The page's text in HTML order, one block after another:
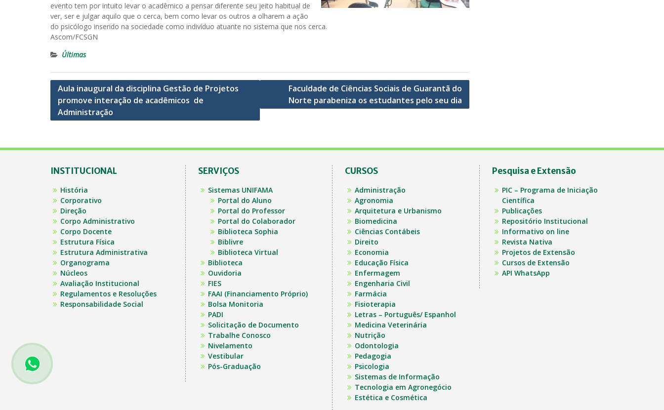
evento tem por intuito levar o acadêmico a pensar diferente seu jeito habitual de
ver, ser e julgar aquilo que o cerca, bem como levar os outros a olharem a ação
do psicólogo inserido na sociedade como indivíduo atuante no sistema que nos cerca.
Ascom/FCSGN
Últimas
Navegação
de
Post
Aula inaugural da disciplina Gestão de Projetos
promove interação de acadêmicos de
Administração
Faculdade de Ciências Sociais de Guarantã do
Norte parabeniza os estudantes pelo seu dia
INSTITUCIONAL
História
Corporativo
Direção
Corpo Administrativo
Corpo Docente
Estrutura Física
Estrutura Administrativa
Organograma
Núcleos
Avaliação Institucional
Regulamentos e Resoluções
Responsabilidade Social
SERVIÇOS
Sistemas UNIFAMA
Portal do Aluno
Portal do Professor
Portal do Colaborador
Biblioteca Sophia
Biblivre
Biblioteca Virtual
Biblioteca
Ouvidoria
FIES
FAAI (Financiamento Próprio)
Bolsa Monitoria
PADI
Solicitação de Documento
Trabalhe Conosco
Nivelamento
Vestibular
Pós-Graduação
CURSOS
Administração
Agronomia
Arquitetura e Urbanismo
Biomedicina
Ciências Contábeis
Direito
Economia
Educação Física
Enfermagem
Engenharia Civil
Farmácia
Fisioterapia
Letras – Português/ Espanhol
Medicina Veterinária
Nutrição
Odontologia
Pedagogia
Psicologia
Sistemas de Informação
Tecnologia em Agronegócio
Estética e Cosmética
Pesquisa e Extensão
PIC – Programa de Iniciação
Científica
Publicações
Repositório Institucional
Informativo on line
Revista Nativa
Projetos de Extensão
Cursos de Extensão
API WhatsApp